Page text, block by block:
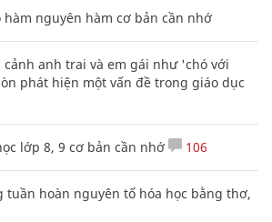
hàm nguyên hàm cơ bản cần nhớ
anh trai và em gái như 'chó với
phát hiện một vấn đề trong giáo dục
lớp 8, 9 cơ bản cần nhớ 106
tuần hoàn nguyên tố hóa học bằng thơ,